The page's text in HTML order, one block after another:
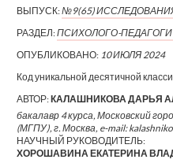
ВЫПУСК:№9(65)
РАЗДЕЛ:ПСИХОЛОГО-
ОПУБЛИКОВАНО: 10 ИЮЛЯ 2024
Код уникальной десятичной
АВТОР:КАЛАШНИКОВА ДАРЬЯ
бакалавр 4 курса, Московский
(МГПУ), г. Москва, e-mail:
НАУЧНЫЙ РУКОВОДИТЕЛЬ:
ХОРОШАВИНА ЕКАТЕРИНА